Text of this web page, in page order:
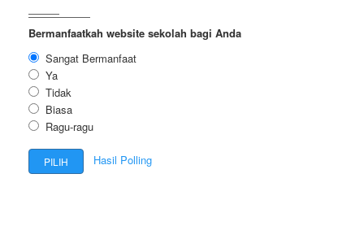
Bermanfaatkah website sekolah bagi Anda
Sangat Bermanfaat
Ya
Tidak
Biasa
Ragu-ragu
Hasil Polling